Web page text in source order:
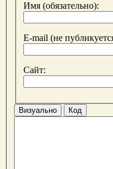
Имя (обязательно):
E-mail (не
Сайт:
Визуально Код